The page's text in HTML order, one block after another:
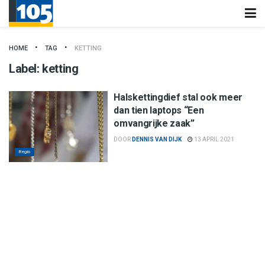
HOME TAG KETTING
Label: ketting
Regio
Halskettingdief stal ook meer
dan tien laptops “Een
omvangrijke zaak”
DOOR DENNIS VAN DIJK 13 APRIL 2021